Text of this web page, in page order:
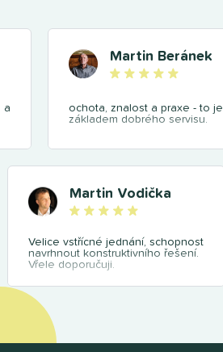
a
Martin Beránek
ochota, znalost a praxe - to je
základem dobrého servisu.
Martin Vodička
Velice vstřícné jednání, schopnost
navrhnout konstruktivního řešení.
Vřele doporučuji.